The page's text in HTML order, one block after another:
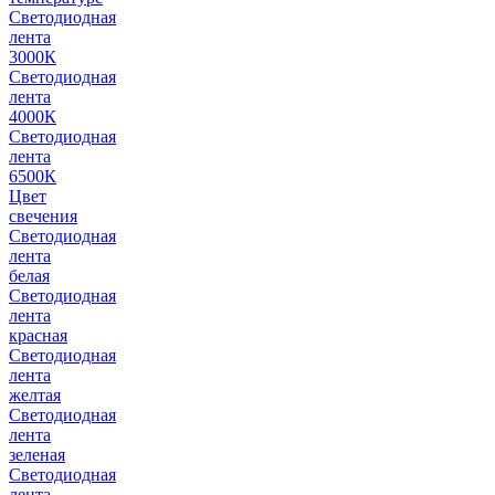
Светодиодная
лента
3000К
Светодиодная
лента
4000К
Светодиодная
лента
6500К
Цвет
свечения
Светодиодная
лента
белая
Светодиодная
лента
красная
Светодиодная
лента
желтая
Светодиодная
лента
зеленая
Светодиодная